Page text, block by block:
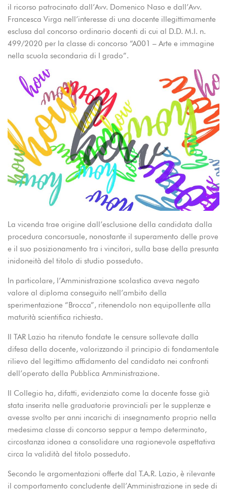
il ricorso patrocinato dall’Avv. Domenico Naso e dall’Avv.
Francesca Virga nell’interesse di una docente illegittimamente
esclusa dal concorso ordinario docenti di cui al D.D. M.I. n.
499/2020 per la classe di concorso “A001 – Arte e immagine
nella scuola secondaria di I grado”.
La vicenda trae origine dall’esclusione della candidata dalla
procedura concorsuale, nonostante il superamento delle prove
e il suo posizionamento tra i vincitori, sulla base della presunta
inidoneità del titolo di studio posseduto.
In particolare, l’Amministrazione scolastica aveva negato
valore al diploma conseguito nell’ambito della
sperimentazione “Brocca”, ritenendolo non equipollente alla
maturità scientifica richiesta.
Il TAR Lazio ha ritenuto fondate le censure sollevate dalla
difesa della docente, valorizzando il principio di fondamentale
rilievo del legittimo affidamento del candidato nei confronti
dell’operato della Pubblica Amministrazione.
Il Collegio ha, difatti, evidenziato come la docente fosse già
stata inserita nelle graduatorie provinciali per le supplenze e
avesse svolto per anni incarichi di insegnamento proprio nella
medesima classe di concorso seppur a tempo determinato,
circostanza idonea a consolidare una ragionevole aspettativa
circa la validità del titolo posseduto.
Secondo le argomentazioni offerte dal T.A.R. Lazio, è rilevante
il comportamento concludente dell’Amministrazione in sede di